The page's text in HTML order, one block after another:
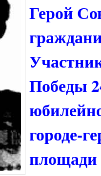
Герой
Победы
городе-
площади